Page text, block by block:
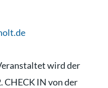
wird der
CHECK IN von der